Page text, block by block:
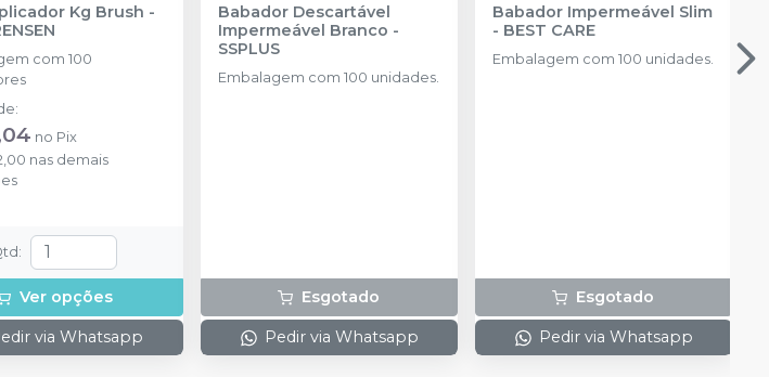
Kg Brush -
com 100
:
no Pix
nas demais
:
Ver opções
via Whatsapp
Babador Descartável
Impermeável Branco -
SSPLUS
Embalagem com 100 unidades.
Esgotado
Pedir via Whatsapp
Babador Impermeável Slim
- BEST CARE
Embalagem com 100 unidades.
Esgotado
Pedir via Whatsapp